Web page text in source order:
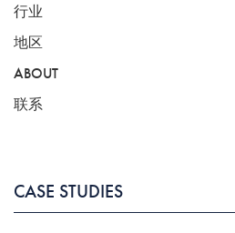
行业
地区
ABOUT
联系
CASE STUDIES